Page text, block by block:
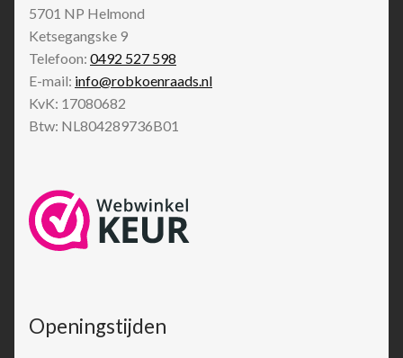
5701 NP Helmond
Ketsegangske 9
Telefoon: 0492 527 598
E-mail: info@robkoenraads.nl
KvK: 17080682
Btw: NL804289736B01
Openingstijden